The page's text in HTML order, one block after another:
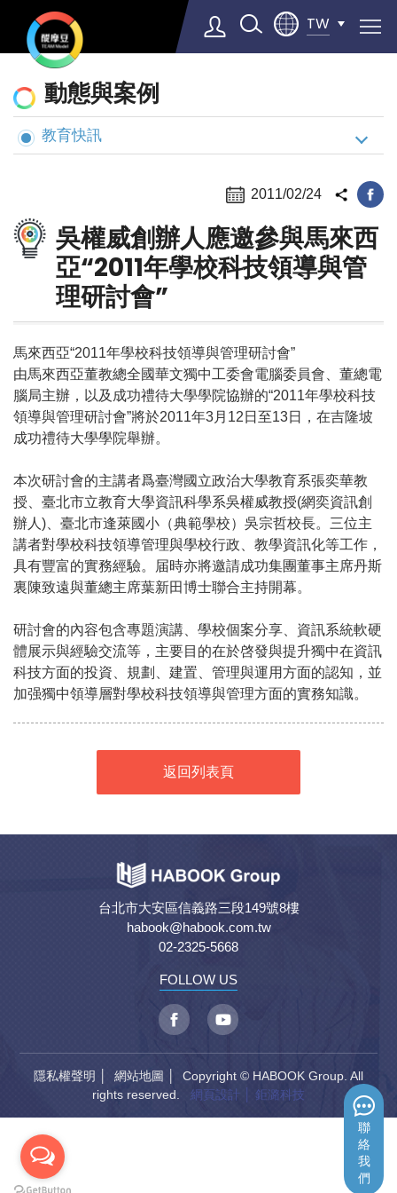
TW
▼
態
與
案
動態與案例
教育快訊
2011/02/24
吳權威創辦人應邀參與馬來西
亞“2011年學校科技領導與管
理研討會”
馬來西亞“2011年學校科技領導與管理研討會”
由馬來西亞董教總全國華文獨中工委會電腦委員會、董總電
腦局主辦，以及成功禮待大學學院協辦的“2011年學校科技
領導與管理研討會”將於2011年3月12日至13日，在吉隆坡
成功禮待大學學院舉辦。
本次研討會的主講者爲臺灣國立政治大學教育系張奕華教
授、臺北市立教育大學資訊科學系吳權威教授(網奕資訊創
辦人)、臺北市逢萊國小（典範學校）吳宗哲校長。三位主
講者對學校科技領導管理與學校行政、教學資訊化等工作，
具有豐富的實務經驗。届時亦將邀請成功集團董事主席丹斯
裏陳致遠與董總主席葉新田博士聯合主持開幕。
研討會的內容包含專題演講、學校個案分享、資訊系統軟硬
體展示與經驗交流等，主要目的在於啓發與提升獨中在資訊
科技方面的投資、規劃、建置、管理與運用方面的認知，並
加强獨中領導層對學校科技領導與管理方面的實務知識。
返回列表頁
聯
絡
我
們
台北市大安區信義路三段149號8樓
habook@habook.com.tw
02-2325-5668
FOLLOW US
隱私權聲明 網站地圖
│ Copyright © HABOOK Group. All
rights reserved. 網頁設計 │ 鉅潞科技